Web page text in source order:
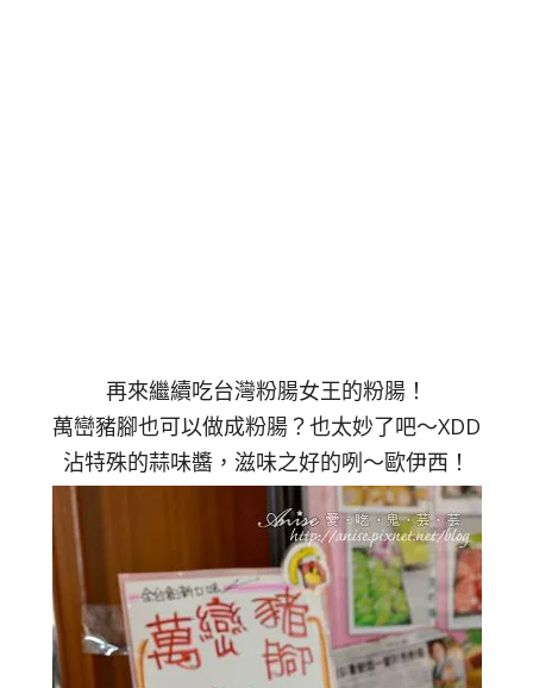
再來繼續吃台灣粉腸女王的粉腸！
萬巒豬腳也可以做成粉腸？也太妙了吧～XDD
沾特殊的蒜味醬，滋味之好的咧～歐伊西！